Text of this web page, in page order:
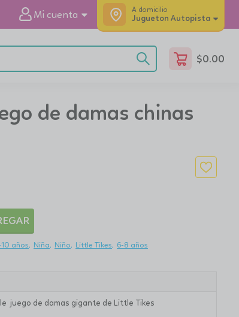
Mi cuenta A domicilio
Jugueton Autopista
$0.00
de damas chinas
años Niña Niño Little Tikes 6-8 años
juego de damas gigante de Little Tikes